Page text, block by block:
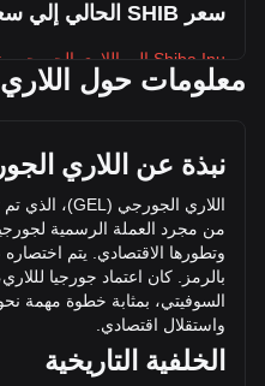
سعر SHIB الحالي إلي سعر تداول GEL
Shiba Inu إلى اللاري الجورجي ينخفض هذا الأسبوع.
مزيد من المعلومات حول Shiba Inu من Bitget
سعر Shiba Inu
توقعات سعر Shiba Inu
معلومات حول
نبذة عن اللاري
اللاري الجورجي ( GEL
من مجرد العملة الرسمية
وتطورها الاقتصادي. يتم اختصاره
بالرمز. كان اعتماد جورجيا
السوفيتي، بمثابة خطوة مهمة
واستقلال اقتصادي.
الخلفية التاريخية